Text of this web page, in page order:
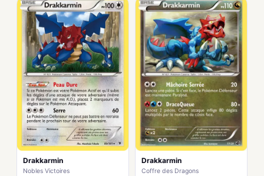
Drakkarmin
Nobles Victoires
Drakkarmin
Coffre des Dragons